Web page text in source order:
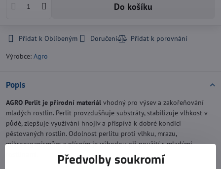
Do košíku
Přidat k Oblíbeným
Doručení
Výrobce: Agro
Popis
AGRO Perlit je přírodní materiál vhodný pro výsev a zakořeňování
mladých rostlin. Perlit provzdušňuje substráty, stabilizuje vlhkost v
půdě, zlepšuje využívání hnojiv a přispívá k dobré kondici
pěstovaných rostlin. Odolnost perlitu proti vlhku, mrazu,
mikroorganismům a plísním je výhodou při použití s mladými
Předvolby soukromí